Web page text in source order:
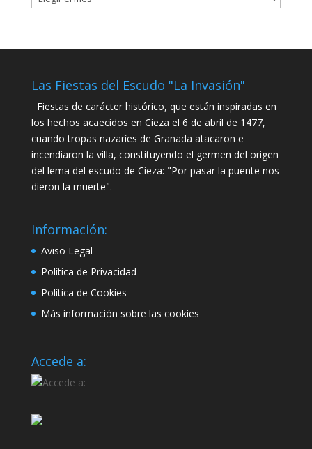
Las Fiestas del Escudo "La Invasión"
Fiestas de carácter histórico, que están inspiradas en
los hechos acaecidos en Cieza el 6 de abril de 1477,
cuando tropas nazaríes de Granada atacaron e
incendiaron la villa, constituyendo el germen del origen
del lema del escudo de Cieza: "Por pasar la puente nos
dieron la muerte".
Información:
Aviso Legal
Política de Privacidad
Política de Cookies
Más información sobre las cookies
Accede a: